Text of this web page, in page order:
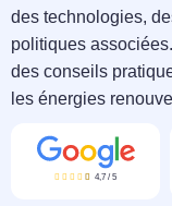
des technologies,
politiques
des conseils
les énergies
4,7 / 5